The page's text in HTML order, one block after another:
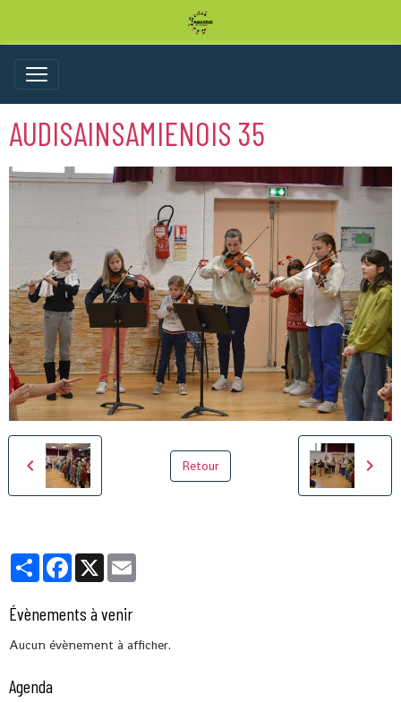
AUDISAINSAMIENOIS 35
Retour
PartagerFacebook
X
Évènements à venir
Aucun évènement à afficher.
Agenda